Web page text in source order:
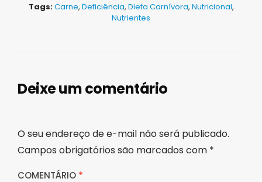
Tags:Carne, Deficiência, Dieta Carnívora, Nutricional,
Nutrientes
Deixe um comentário
O seu endereço de e-mail não será publicado.
Campos obrigatórios são marcados com *
COMENTÁRIO *